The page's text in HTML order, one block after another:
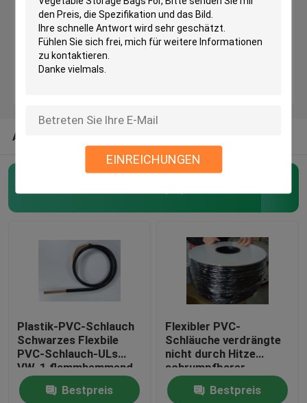
EINREICHUNGEN
HAUSTIER dehnbares umsponnenes Sleeving
Maschen-Filetarbeits-Taschen
NICHTGEWEBTE TASCHE
Kabel-Maschen-Ärmel
Angelruten-Handschuh
Selbst, der Sleeving einwickelt
flexibler Silikonschläuche
Silikonkautschukfiberglas sleeving
ANDERE KATEGORIEN AUS UNS
Plastik-PVC-Schlauch
Schwarzes Flexbile
PVC-Schlauch-ULs
VW-1 flammhemmend
für Kabelbaum
Bestpreis
Flexibler PVC-
Schläuche verdrängte
nicht durch Hitze
schrumpfbarer
Dehnfestigkeit ≥ 10,41
Mpa
Bestpreis